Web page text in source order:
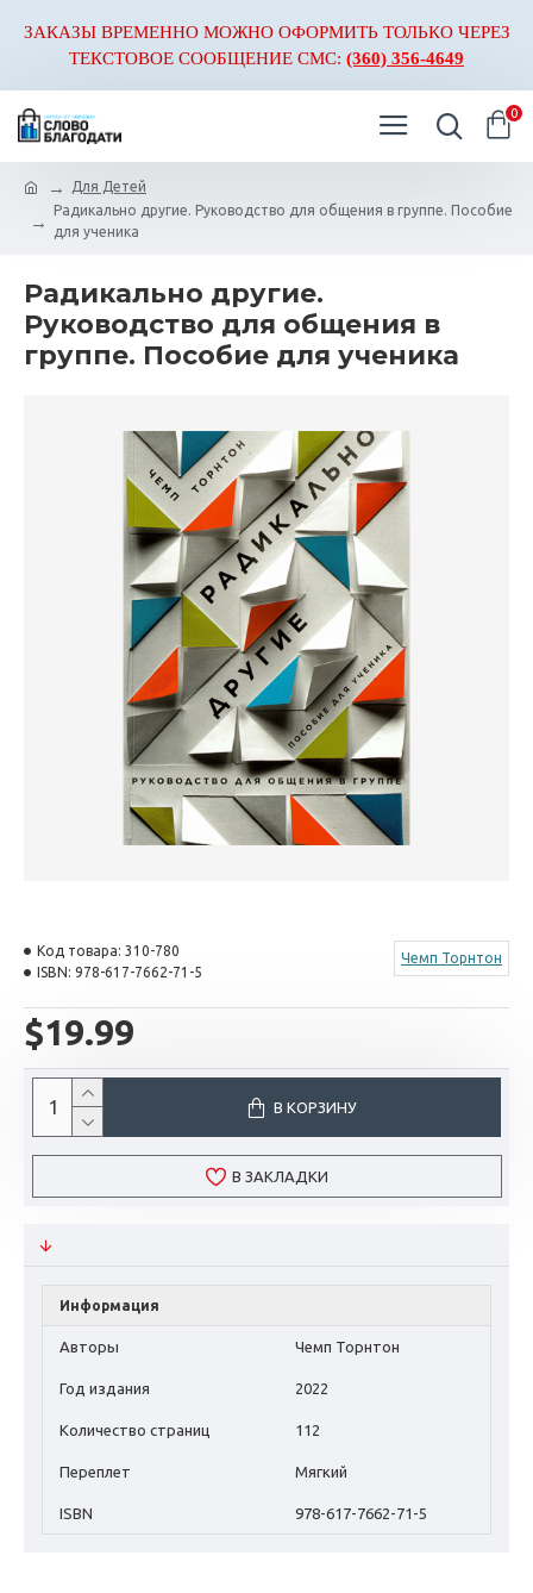
ЗАКАЗЫ ВРЕМЕННО МОЖНО ОФОРМИТЬ ТОЛЬКО ЧЕРЕЗ
ТЕКСТОВОЕ СООБЩЕНИЕ СМС: (360) 356-4649
0
Для Детей
Радикально другие. Руководство для общения в группе. Пособие
для ученика
Радикально другие.
Руководство для общения в
группе. Пособие для ученика
$19.99
Код товара: 310-780
ISBN: 978-617-7662-71-5
Чемп Торнтон
В КОРЗИНУ
В ЗАКЛАДКИ
Информация
Авторы Чемп Торнтон
Год издания 2022
Количество страниц 112
Переплет Мягкий
ISBN 978-617-7662-71-5